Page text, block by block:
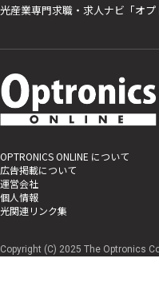
光産業専門求職・求人ナビ「オプ
OPTRONICS ONLINE について
広告掲載について
運営会社
個人情報
光関連リンク集
Copyright (C) 2025 The Optronics